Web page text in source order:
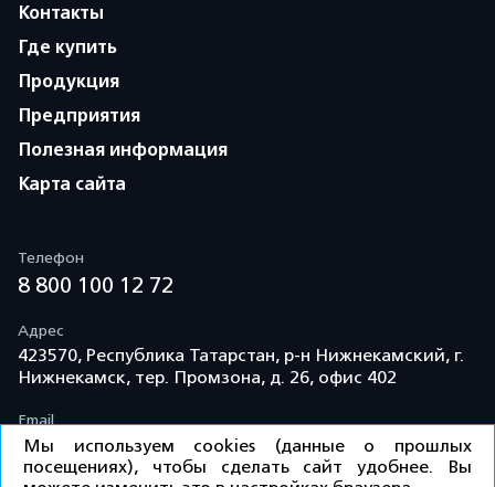
Контакты
Где купить
Продукция
Предприятия
Полезная информация
Карта сайта
Телефон
8 800 100 12 72
Адрес
423570, Республика Татарстан, р-н Нижнекамский, г.
Нижнекамск, тер. Промзона, д. 26, офис 402
Email
info@td-kama.com
Мы используем cookies (данные о прошлых
посещениях), чтобы сделать сайт удобнее. Вы